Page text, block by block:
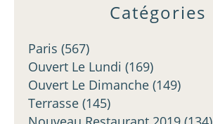
Catégories
Paris (567)
Ouvert Le Lundi (169)
Ouvert Le Dimanche (149)
Terrasse (145)